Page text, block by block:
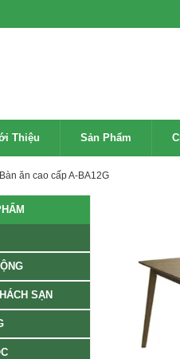
Thiệu Sản Phẩm
Bàn ăn cao cấp A-BA12G
SẠN